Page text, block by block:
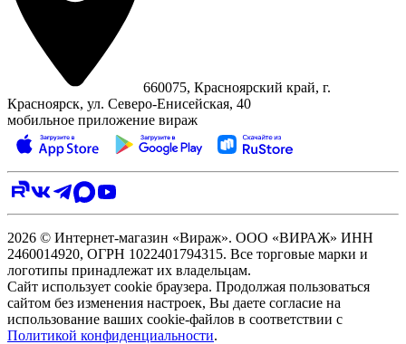
660075, Красноярский край, г.
Красноярск, ул. Северо‑Енисейская, 40
мобильное приложение вираж
2026 © Интернет-магазин «Вираж». ООО «ВИРАЖ» ИНН
2460014920, ОГРН 1022401794315. Все торговые марки и
логотипы принадлежат их владельцам.
Сайт использует cookie браузера. Продолжая пользоваться
сайтом без изменения настроек, Вы даете согласие на
использование ваших cookie-файлов в соответствии с
Политикой конфиденциальности.